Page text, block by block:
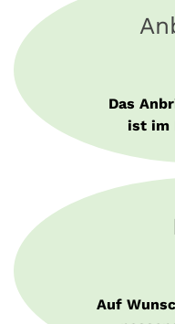
Das
ist im
Auf